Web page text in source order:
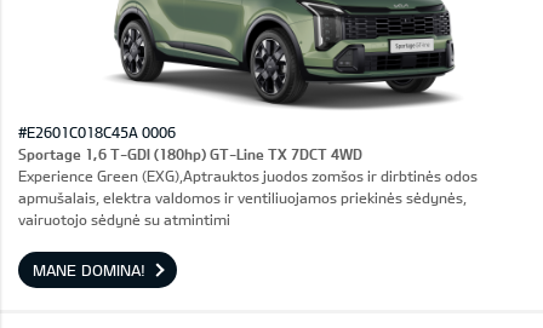
#E2601C018C45A 0006
Sportage 1,6 T-GDI (180hp) GT-Line TX 7DCT 4WD
Experience Green (EXG),Aptrauktos juodos zomšos ir dirbtinės odos
apmušalais, elektra valdomos ir ventiliuojamos priekinės sėdynės,
vairuotojo sėdynė su atmintimi
MANE DOMINA!